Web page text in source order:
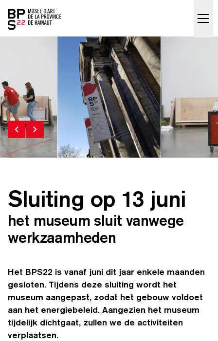
Accueil
Sluiting op 13 juni
het museum sluit vanwege
werkzaamheden
Het BPS22 is vanaf juni dit jaar enkele maanden
gesloten. Tijdens deze sluiting wordt het
museum aangepast, zodat het gebouw voldoet
aan het energiebeleid. Aangezien het museum
tijdelijk dichtgaat, zullen we de activiteiten
verplaatsen.